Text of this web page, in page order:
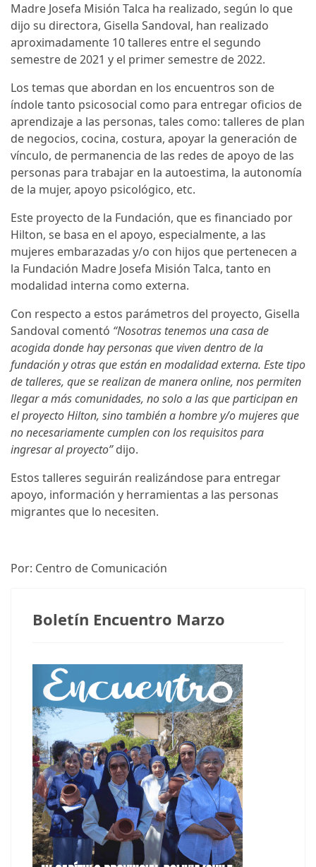
Madre Josefa Misión Talca ha realizado, según lo que
dijo su directora, Gisella Sandoval, han realizado
aproximadamente 10 talleres entre el segundo
semestre de 2021 y el primer semestre de 2022.
Los temas que abordan en los encuentros son de
índole tanto psicosocial como para entregar oficios de
aprendizaje a las personas, tales como: talleres de plan
de negocios, cocina, costura, apoyar la generación de
vínculo, de permanencia de las redes de apoyo de las
personas para trabajar en la autoestima, la autonomía
de la mujer, apoyo psicológico, etc.
Este proyecto de la Fundación, que es financiado por
Hilton, se basa en el apoyo, especialmente, a las
mujeres embarazadas y/o con hijos que pertenecen a
la Fundación Madre Josefa Misión Talca, tanto en
modalidad interna como externa.
Con respecto a estos parámetros del proyecto, Gisella
Sandoval comentó “Nosotras tenemos una casa de
acogida donde hay personas que viven dentro de la
fundación y otras que están en modalidad externa. Este tipo
de talleres, que se realizan de manera online, nos permiten
llegar a más comunidades, no solo a las que participan en
el proyecto Hilton, sino también a hombre y/o mujeres que
no necesariamente cumplen con los requisitos para
ingresar al proyecto”dijo.
Estos talleres seguirán realizándose para entregar
apoyo, información y herramientas a las personas
migrantes que lo necesiten.
Por: Centro de Comunicación
Boletín Encuentro Marzo